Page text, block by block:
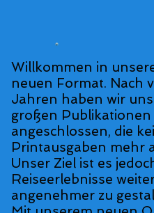
Willkommen in
neuen Format. Nach
Jahren haben wir
großen Publikationen
angeschlossen, die
Printausgaben mehr
Unser Ziel ist es
Reiseerlebnisse
angenehmer zu